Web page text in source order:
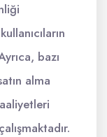
bazı
alma